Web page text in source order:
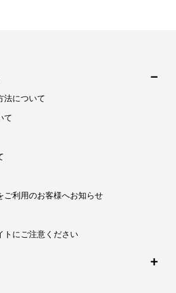
法について
て
ご利用のお客様へお知らせ
トにご注意ください